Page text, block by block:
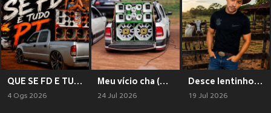
QUE SE FD E TUDO PT (Explicit)
4 Ogs 2026
Meu vício cha (Explicit)
24 Jul 2026
Desce lentinho piseiro (Explicit)
19 Jul 2026